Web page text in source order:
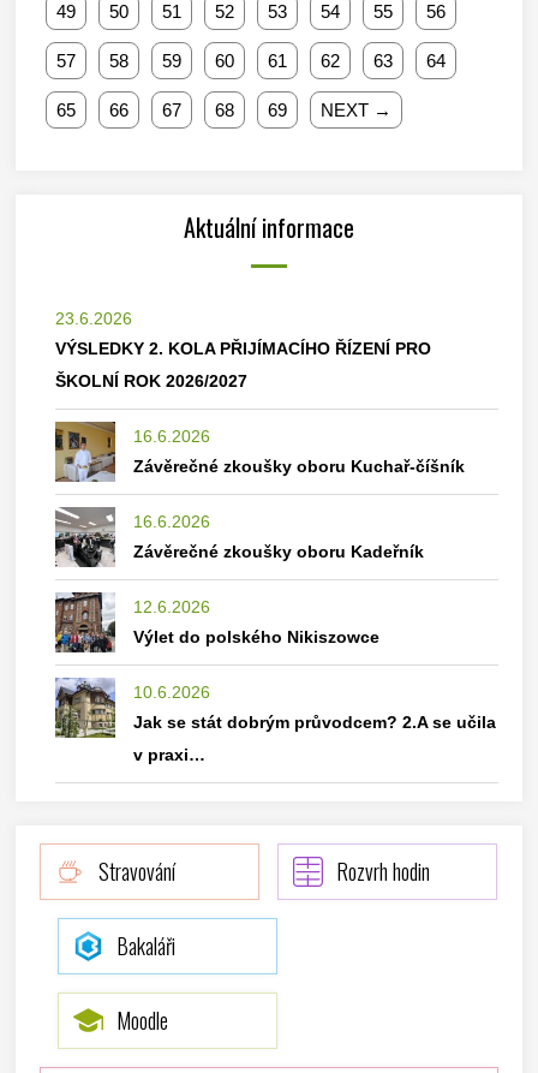
49 50 51 52 53 54 55 56
57 58 59 60 61 62 63 64
65 66 67 68 69 NEXT →
Aktuální informace
23.6.2026
VÝSLEDKY 2. KOLA PŘIJÍMACÍHO ŘÍZENÍ PRO
ŠKOLNÍ ROK 2026/2027
16.6.2026
Závěrečné zkoušky oboru Kuchař-číšník
16.6.2026
Závěrečné zkoušky oboru Kadeřník
12.6.2026
Výlet do polského Nikiszowce
10.6.2026
Jak se stát dobrým průvodcem? 2.A se učila
v praxi…
Stravování Rozvrh hodin
Bakaláři
Moodle